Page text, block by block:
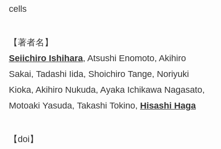
cells
【著者名】
Seiichiro Ishihara, Atsushi Enomoto, Akihiro
Sakai, Tadashi Iida, Shoichiro Tange, Noriyuki
Kioka, Akihiro Nukuda, Ayaka Ichikawa Nagasato,
Motoaki Yasuda, Takashi Tokino, Hisashi Haga
【doi】